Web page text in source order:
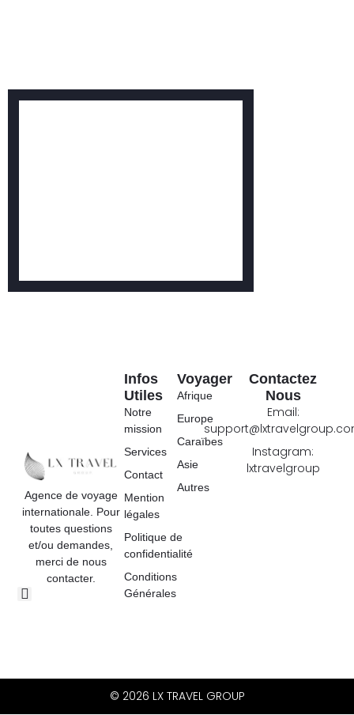
Agence de voyage
internationale. Pour
toutes questions
et/ou demandes,
merci de nous
contacter.
Voyager
Afrique
Europe
Caraïbes
Asie
Autres
Infos
Utiles
Notre
mission
Services
Contact
Mention
légales
Politique de
confidentialité
Conditions
Générales
Contactez
Nous
Email:
Instagram:
lxtravelgroup
© 2026 LX TRAVEL GROUP